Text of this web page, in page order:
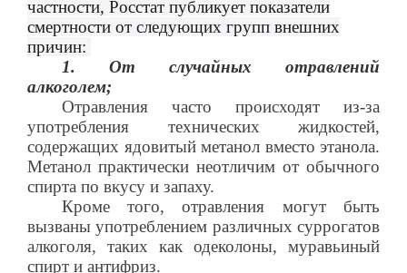
частности, Росстат публикует показатели
смертности от следующих групп внешних
причин:
1. От случайных отравлений
алкоголем;
Отравления часто происходят из-за
употребления технических жидкостей,
содержащих ядовитый метанол вместо этанола.
Метанол практически неотличим от обычного
спирта по вкусу и запаху.
Кроме того, отравления могут быть
вызваны употреблением различных суррогатов
алкоголя, таких как одеколоны, муравьиный
спирт и антифриз.